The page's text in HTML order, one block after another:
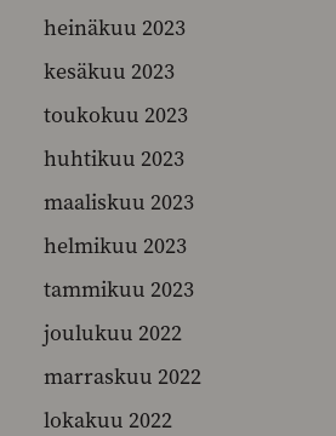
heinäkuu 2023
kesäkuu 2023
toukokuu 2023
huhtikuu 2023
maaliskuu 2023
helmikuu 2023
tammikuu 2023
joulukuu 2022
marraskuu 2022
lokakuu 2022